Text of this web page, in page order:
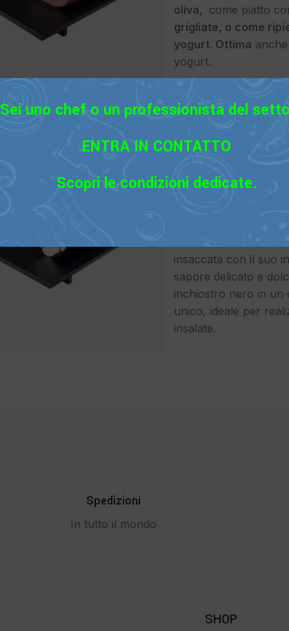
Sei uno chef o un professionista del
ENTRA IN CONTATTO
Scopri le condizioni dedicate.
oliva, come piatto
grigliate, o come
yogurt. Ottima
yogurt.
SOPPRESSATA DI
Carpacci, Salumi Cotti
Accedi per
Seppia selezionata
nel suo inchiostro.
insaccata con il suo
sapore delicato e
inchiostro nero in un
unico, ideale per
insalate.
Spedizioni
In tutto il mondo
SHOP